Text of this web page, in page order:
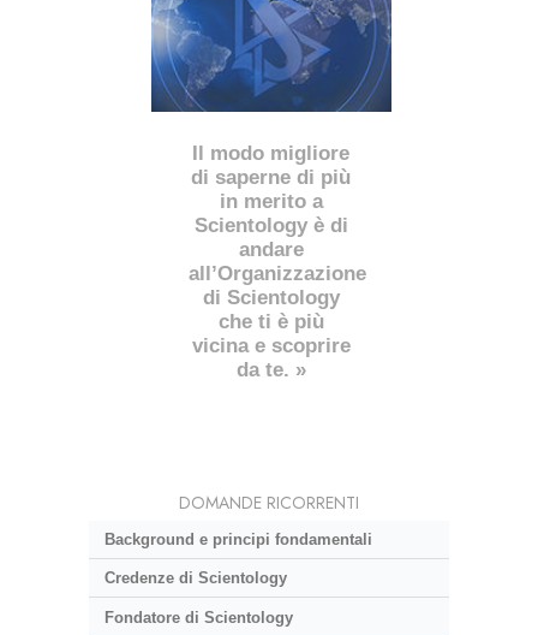
Il modo migliore
di saperne di più
in merito a
Scientology è di
andare
all’Organizzazione
di Scientology
che ti è più
vicina e scoprire
da te. »
DOMANDE RICORRENTI
Background e principi fondamentali
Credenze di Scientology
Fondatore di Scientology